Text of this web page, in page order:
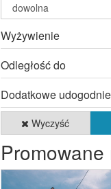
dowolna
Wyżywienie
Odległość do
Dodatkowe
Wyczyść
Promowane
Previous